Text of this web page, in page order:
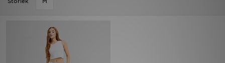
Dam
Varumärken